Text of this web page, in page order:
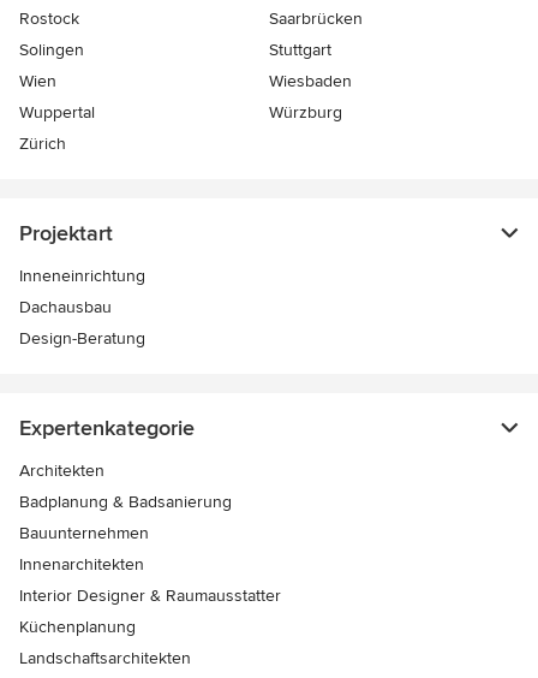
Rostock
Saarbrücken
Solingen
Stuttgart
Wien
Wiesbaden
Wuppertal
Würzburg
Zürich
Projektart
Inneneinrichtung
Dachausbau
Design-Beratung
Expertenkategorie
Architekten
Badplanung & Badsanierung
Bauunternehmen
Innenarchitekten
Interior Designer & Raumausstatter
Küchenplanung
Landschaftsarchitekten